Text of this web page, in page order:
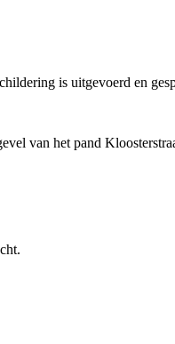
is uitgevoerd en
van het pand